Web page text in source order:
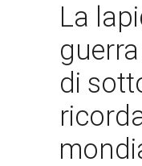
La
di